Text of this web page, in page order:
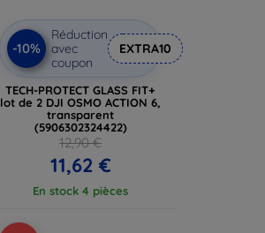
-10%
Réduction
avec
coupon
EXTRA10
TECH-PROTECT GLASS FIT+
lot de 2 DJI OSMO ACTION 6,
transparent
(5906302324422)
12,90 €
11,62 €
En stock 4 pièces